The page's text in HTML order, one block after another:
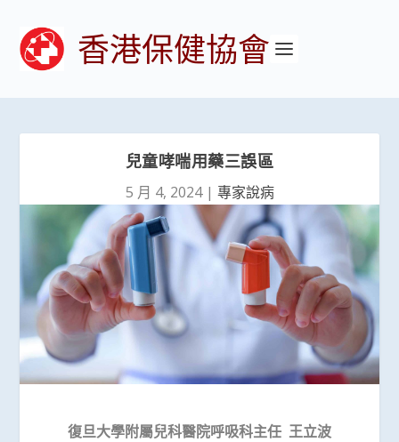
香港保健協會
兒童哮喘用藥三誤區
5 月 4, 2024| 專家說病
復旦大學附屬兒科醫院呼吸科主任 王立波